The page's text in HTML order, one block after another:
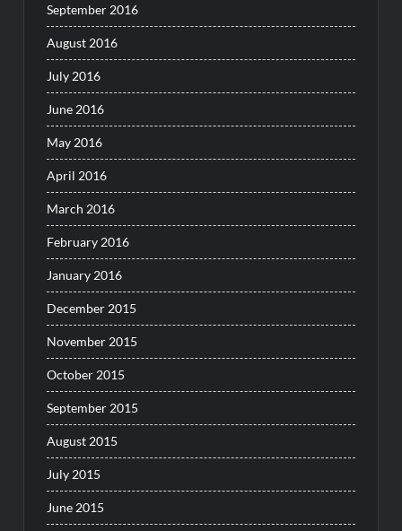
September 2016
August 2016
July 2016
June 2016
May 2016
April 2016
March 2016
February 2016
January 2016
December 2015
November 2015
October 2015
September 2015
August 2015
July 2015
June 2015